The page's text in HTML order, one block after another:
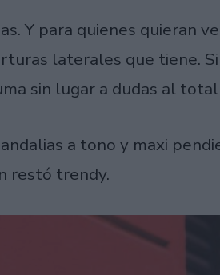
Y para quienes quieran
laterales que tiene.
sin lugar a dudas al
a tono y maxi
restó trendy.